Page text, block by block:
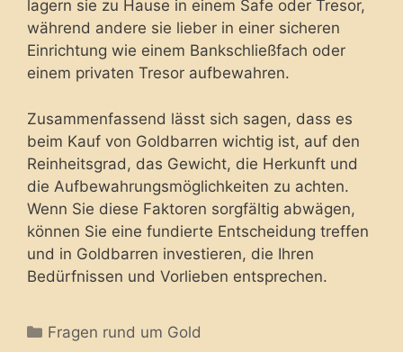
lagern sie zu Hause in einem Safe oder Tresor,
während andere sie lieber in einer sicheren
Einrichtung wie einem Bankschließfach oder
einem privaten Tresor aufbewahren.
Zusammenfassend lässt sich sagen, dass es
beim Kauf von Goldbarren wichtig ist, auf den
Reinheitsgrad, das Gewicht, die Herkunft und
die Aufbewahrungsmöglichkeiten zu achten.
Wenn Sie diese Faktoren sorgfältig abwägen,
können Sie eine fundierte Entscheidung treffen
und in Goldbarren investieren, die Ihren
Bedürfnissen und Vorlieben entsprechen.
Categories
Fragen rund um Gold